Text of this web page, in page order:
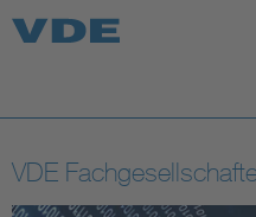
Top Themen
Fokusthemen
Energy
VDE